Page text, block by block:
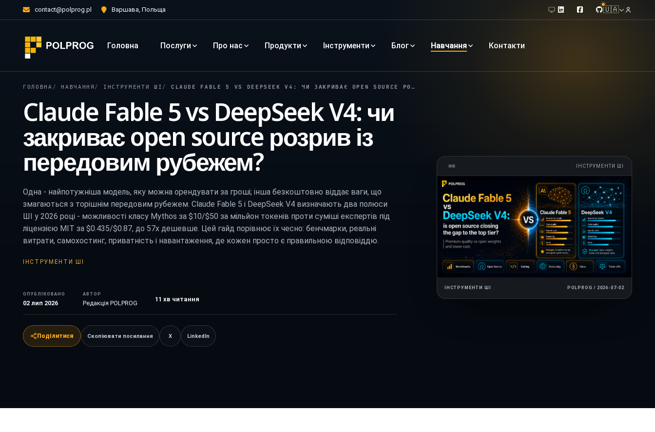
contact@polprog.pl Варшава, Польща 🇺🇦
Головна Послуги Про нас Продукти Інструменти Блог Навчання Контакти
ГОЛОВНА НАВЧАННЯ ІНСТРУМЕНТИ ШІ CLAUDE FABLE 5 VS DEEPSEEK V4: ЧИ ЗАКРИВАЄ OPEN SOURCE РОЗРИВ ІЗ ПЕРЕДОВИМ РУБЕЖЕМ?
Claude Fable 5 vs DeepSeek V4: чи
закриває open source розрив із
передовим рубежем?
Одна - найпотужніша модель, яку можна орендувати за гроші; інша безкоштовно віддає ваги, що
змагаються з торішнім передовим рубежем. Claude Fable 5 і DeepSeek V4 визначають два полюси
ШІ у 2026 році - можливості класу Mythos за $10/$50 за мільйон токенів проти суміші експертів під
ліцензією MIT за $0.435/$0.87, до 57x дешевше. Цей гайд порівнює їх чесно: бенчмарки, реальні
витрати, самохостинг, приватність і навантаження, де кожен просто є правильною відповіддю.
ІНСТРУМЕНТИ ШІ
ОПУБЛІКОВАНО
02 лип 2026
АВТОР
Редакція POLPROG
11 хв читання
Поділитися Скопіювати посилання X LinkedIn
ІНСТРУМЕНТИ ШІ
ІНСТРУМЕНТИ ШІ POLPROG / 2026-07-02